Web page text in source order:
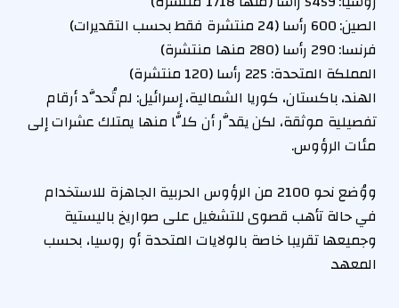
الصين: 600 رأسا (24 منتشرة فقط بحسب التقديرات)
فرنسا: 290 رأسا (280 منها منتشرة)
المملكة المتحدة: 225 رأسا (120 منتشرة)
الهند، باكستان، كوريا الشمالية، إسرائيل: لم تُحدَّد أرقام
تفصيلية موثقة، لكن يقدَّر أن كلًّا منها يمتلك عشرات إلى
مئات الرؤوس.
ووُضع نحو 2100 من الرؤوس الحربية الجاهزة للاستخدام
في حالة تأهب قصوى للتشغيل على صواريخ باليستية
وجميعها تقريبا خاصة بالولايات المتحدة أو روسيا، بحسب
المعهد.